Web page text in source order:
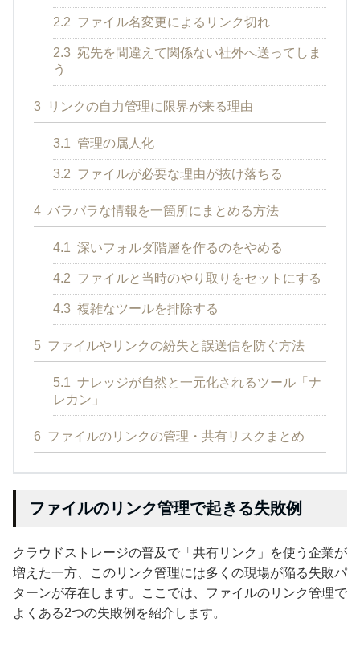
2.2 ファイル名変更によるリンク切れ
2.3 宛先を間違えて関係ない社外へ送ってしま
う
3 リンクの自力管理に限界が来る理由
3.1 管理の属人化
3.2 ファイルが必要な理由が抜け落ちる
4 バラバラな情報を一箇所にまとめる方法
4.1 深いフォルダ階層を作るのをやめる
4.2 ファイルと当時のやり取りをセットにする
4.3 複雑なツールを排除する
5 ファイルやリンクの紛失と誤送信を防ぐ方法
5.1 ナレッジが自然と一元化されるツール「ナ
レカン」
6 ファイルのリンクの管理・共有リスクまとめ
ファイルのリンク管理で起きる失敗例
クラウドストレージの普及で「共有リンク」を使う企業が
増えた一方、このリンク管理には多くの現場が陥る失敗パ
ターンが存在します。ここでは、ファイルのリンク管理で
よくある2つの失敗例を紹介します。